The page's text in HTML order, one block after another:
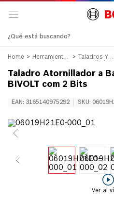
Herramientas
Taladros Y
Taladro Atornillador a
BIVOLT com 2 Bits
EAN : 3165140975292 SKU:
Ver al